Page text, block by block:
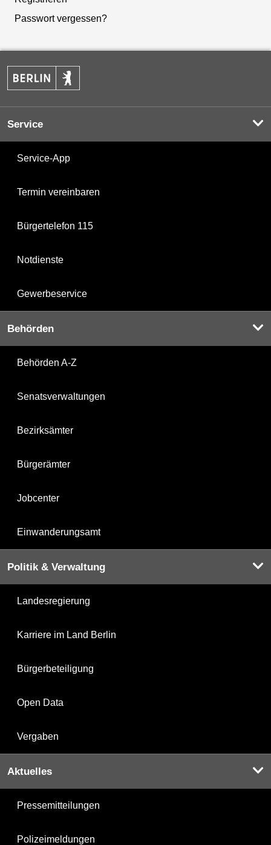
Passwort vergessen?
Service
Service-App
Termin vereinbaren
Bürgertelefon 115
Notdienste
Gewerbeservice
Behörden
Behörden A-Z
Senatsverwaltungen
Bezirksämter
Bürgerämter
Jobcenter
Einwanderungsamt
Politik & Verwaltung
Landesregierung
Karriere im Land Berlin
Bürgerbeteiligung
Open Data
Vergaben
Aktuelles
Pressemitteilungen
Polizeimeldungen